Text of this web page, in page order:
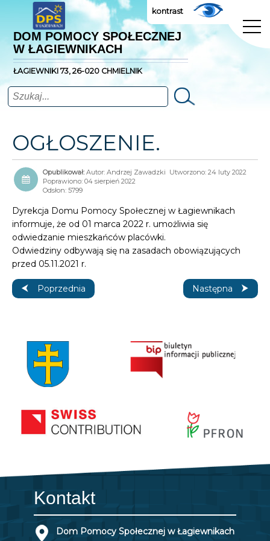
DOM POMOCY SPOŁECZNEJ
W ŁAGIEWNIKACH
ŁAGIEWNIKI 73, 26-020 CHMIELNIK
kontrast
Szukaj
OGŁOSZENIE.
Autor: Andrzej Zawadzki Utworzono: 24 luty 2022
Poprawiono: 04 sierpień 2022
Odsłon: 5799
Dyrekcja Domu Pomocy Społecznej w Łagiewnikach
informuje, że od 01 marca 2022 r. umożliwia się
odwiedzanie mieszkańców placówki.
Odwiedziny odbywają się na zasadach obowiązujących
przed 05.11.2021 r.
Poprzednia strona: Informacja dotycząca wyjazdów
Poprzednia Następna strona:
Następna
Kontakt
Dom Pomocy Społecznej w Łagiewnikach